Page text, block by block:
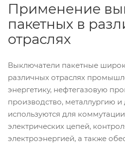
Применение
пакетных в
отраслях
Выключатели пакетные
различных отраслях
энергетику, нефтегазовую
производство, металлургию и
используются для
электрических цепей,
электроэнергией, а также